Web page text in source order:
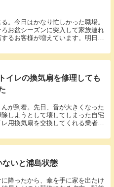
。今日はかなり忙しかった職場。
ろお盆シーズンに突入して家族連れ
るお客様が増えています。明日も
イレの換気扇を修理しても
が到着。先日、音が大きくなった
しようとして壊してしまった自宅
用換気扇を交換してくれる業者さ
ないと浦島状態
降ったから、傘を手に家を出たけ